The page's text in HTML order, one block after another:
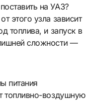
на УАЗ?
этого узла зависит
топлива, и запуск в
сложности —
питания
топливно-воздушную